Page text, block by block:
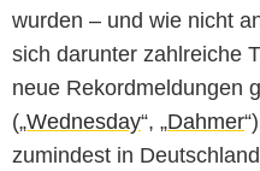
wurden – und wie nicht
sich darunter zahlreiche
neue Rekordmeldungen
(„Wednesday“, „Dahmer
zumindest in